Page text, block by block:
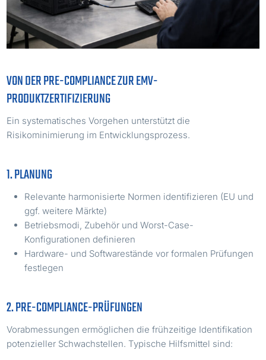
VON DER PRE-COMPLIANCE ZUR EMV-
PRODUKTZERTIFIZIERUNG
Ein systematisches Vorgehen unterstützt die
Risikominimierung im Entwicklungsprozess.
1. PLANUNG
Relevante harmonisierte Normen identifizieren (EU und
ggf. weitere Märkte)
Betriebsmodi, Zubehör und Worst-Case-
Konfigurationen definieren
Hardware- und Softwarestände vor formalen Prüfungen
festlegen
2. PRE-COMPLIANCE-PRÜFUNGEN
Vorabmessungen ermöglichen die frühzeitige Identifikation
potenzieller Schwachstellen. Typische Hilfsmittel sind: